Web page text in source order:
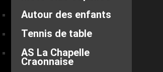
Autour des enfants
Tennis de table
AS La Chapelle
Craonnaise